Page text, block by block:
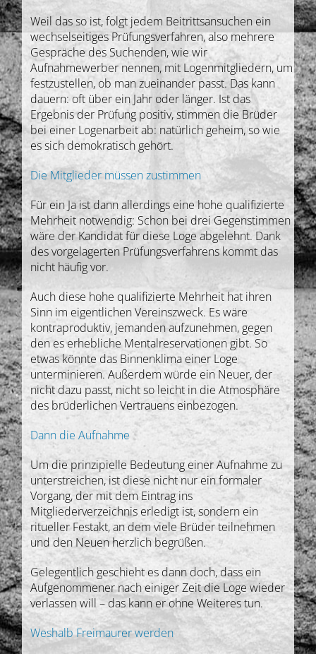
Weil das so ist, folgt jedem Beitrittsansuchen ein
wechselseitiges Prüfungsverfahren, also mehrere
Gespräche des Suchenden, wie wir
Aufnahmewerber nennen, mit Logenmitgliedern, um
festzustellen, ob man zueinander passt. Das kann
dauern: oft über ein Jahr oder länger. Ist das
Ergebnis der Prüfung positiv, stimmen die Brüder
bei einer Logenarbeit ab: natürlich geheim, so wie
es sich demokratisch gehört.
Die Mitglieder müssen zustimmen
Für ein Ja ist dann allerdings eine hohe qualifizierte
Mehrheit notwendig: Schon bei drei Gegenstimmen
wäre der Kandidat für diese Loge abgelehnt. Dank
des vorgelagerten Prüfungsverfahrens kommt das
nicht häufig vor.
Auch diese hohe qualifizierte Mehrheit hat ihren
Sinn im eigentlichen Vereinszweck. Es wäre
kontraproduktiv, jemanden aufzunehmen, gegen
den es erhebliche Mentalreservationen gibt. So
etwas könnte das Binnenklima einer Loge
unterminieren. Außerdem würde ein Neuer, der
nicht dazu passt, nicht so leicht in die Atmosphäre
des brüderlichen Vertrauens einbezogen.
Dann die Aufnahme
Um die prinzipielle Bedeutung einer Aufnahme zu
unterstreichen, ist diese nicht nur ein formaler
Vorgang, der mit dem Eintrag ins
Mitgliederverzeichnis erledigt ist, sondern ein
ritueller Festakt, an dem viele Brüder teilnehmen
und den Neuen herzlich begrüßen.
Gelegentlich geschieht es dann doch, dass ein
Aufgenommener nach einiger Zeit die Loge wieder
verlassen will – das kann er ohne Weiteres tun.
Weshalb Freimaurer werden